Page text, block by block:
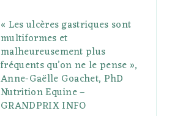
l
e
P
l
s
a
g
r
a
m
e
r
e
s
o
l
r
« Les ulcères gastriques sont
multiformes et
malheureusement plus
fréquents qu’on ne le pense »,
Anne-Gaëlle Goachet, PhD
Nutrition Equine –
GRANDPRIX INFO